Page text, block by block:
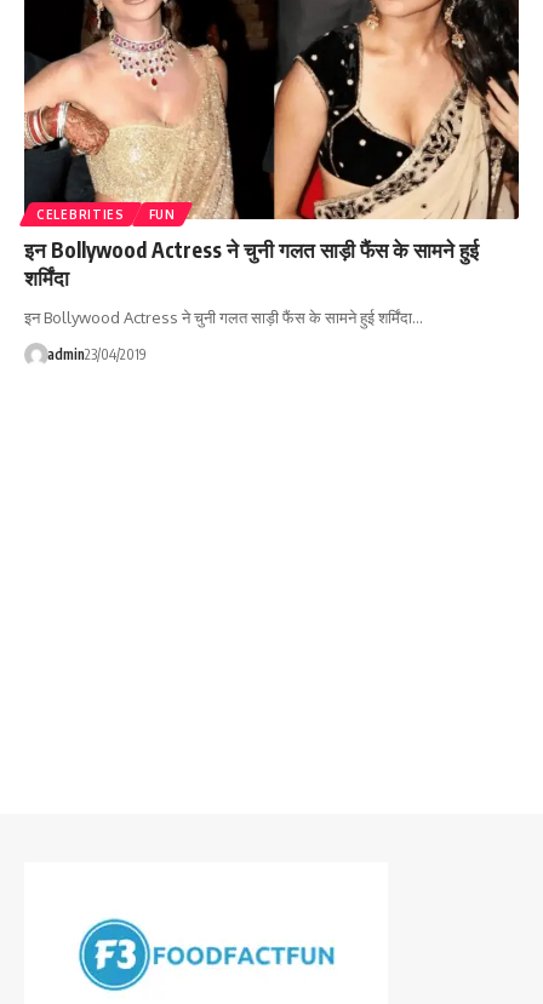
CELEBRITIES FUN
इन Bollywood Actress ने चुनी गलत साड़ी फैंस के सामने हुई
शर्मिंदा
इन Bollywood Actress ने चुनी गलत साड़ी फैंस के सामने हुई शर्मिंदा…
admin23/04/2019